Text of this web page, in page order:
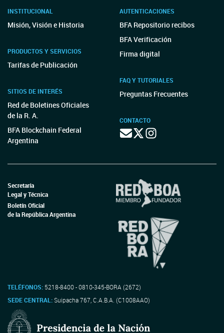
INSTITUCIONAL
Misión, Visión e Historia
PRODUCTOS Y SERVICIOS
Tarifas de Publicación
SITIOS DE INTERÉS
Red de Boletines Oficiales
de la R. A.
BFA Blockchain Federal
Argentina
AUTENTICACIONES
BFA Repositorio recibos
BFA Verificación
Firma digital
FAQ Y TUTORIALES
Preguntas Frecuentes
CONTACTO
Secretaría
Legal y Técnica
Boletín Oficial
de la República Argentina
TELÉFONOS: 5218-8400 - 0810-345-BORA (2672)
SEDE CENTRAL:Suipacha 767, C.A.B.A. (C1008AAO)